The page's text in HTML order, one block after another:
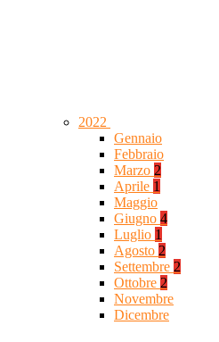
2022
Gennaio
Febbraio
Marzo 2
Aprile 1
Maggio
Giugno 4
Luglio 1
Agosto 2
Settembre 2
Ottobre 2
Novembre
Dicembre